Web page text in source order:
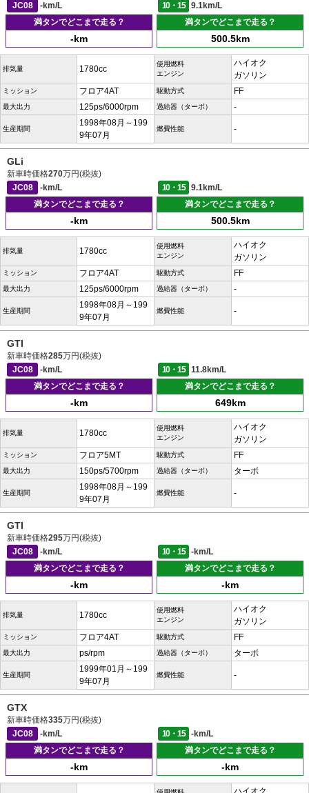
JC08
-km/L 10・15
9.1km/L
満タンでどこまで走る？
-km
満タンでどこまで走る？
500.5km
排気量 1780cc
使用燃料
エンジン
ハイオク
ガソリン
ミッション フロア4AT 駆動方式 FF
最大出力 125ps/6000rpm 過給器（ターボ） -
生産期間
1998年08月～199
9年07月
燃費性能 -
GLi
新車時価格270万円(税抜)
JC08
-km/L 10・15
9.1km/L
満タンでどこまで走る？
-km
満タンでどこまで走る？
500.5km
排気量 1780cc
使用燃料
エンジン
ハイオク
ガソリン
ミッション フロア4AT 駆動方式 FF
最大出力 125ps/6000rpm 過給器（ターボ） -
生産期間
1998年08月～199
9年07月
燃費性能 -
GTI
新車時価格285万円(税抜)
JC08
-km/L 10・15
11.8km/L
満タンでどこまで走る？
-km
満タンでどこまで走る？
649km
排気量 1780cc
使用燃料
エンジン
ハイオク
ガソリン
ミッション フロア5MT 駆動方式 FF
最大出力 150ps/5700rpm 過給器（ターボ） ターボ
生産期間
1998年08月～199
9年07月
燃費性能 -
GTI
新車時価格295万円(税抜)
JC08
-km/L 10・15
-km/L
満タンでどこまで走る？
-km
満タンでどこまで走る？
-km
排気量 1780cc
使用燃料
エンジン
ハイオク
ガソリン
ミッション フロア4AT 駆動方式 FF
最大出力 ps/rpm 過給器（ターボ） ターボ
生産期間
1999年01月～199
9年07月
燃費性能 -
GTX
新車時価格335万円(税抜)
JC08
-km/L 10・15
-km/L
満タンでどこまで走る？
-km
満タンでどこまで走る？
-km